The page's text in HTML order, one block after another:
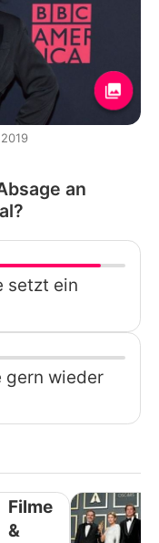
an
setzt ein
gern wieder
Filme
&